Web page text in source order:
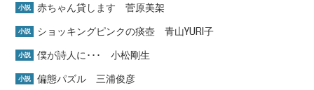
小説 赤ちゃん貸します 菅原美架
小説 ショッキングピンクの痰壺 青山YURI子
小説 僕が詩人に･･･ 小松剛生
小説 偏態パズル 三浦俊彦